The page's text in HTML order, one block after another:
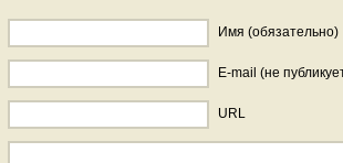
Имя (обязательно)
E-mail (не
URL